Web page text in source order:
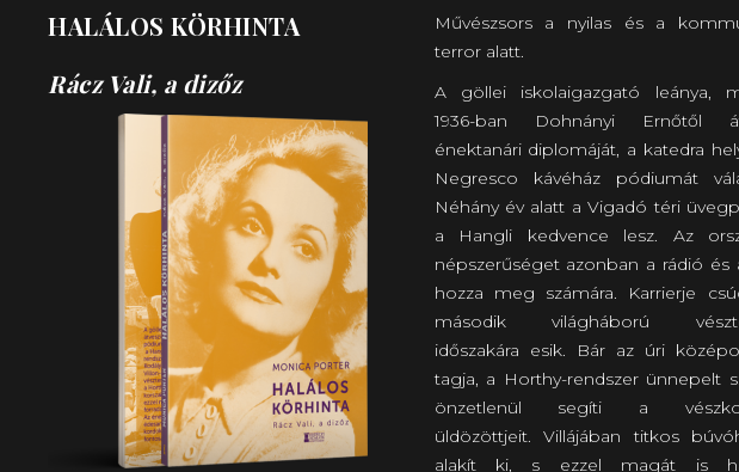
HALÁLOS KÖRHINTA
Rácz Vali, a dizőz
Művészsors a nyilas és a
terror alatt.
A göllei iskolaigazgató leánya,
1936-ban Dohnányi Ernőtől
énektanári diplomáját, a katedra
Negresco kávéház pódiumát
Néhány év alatt a Vigadó téri
a Hangli kedvence lesz. Az
népszerűséget azonban a rádió és
hozza meg számára. Karrierje
második világháború
időszakára esik. Bár az úri
tagja, a Horthy-rendszer ünnepelt
önzetlenül segíti a
üldözöttjeit. Villájában titkos
alakít ki, s ezzel magát is